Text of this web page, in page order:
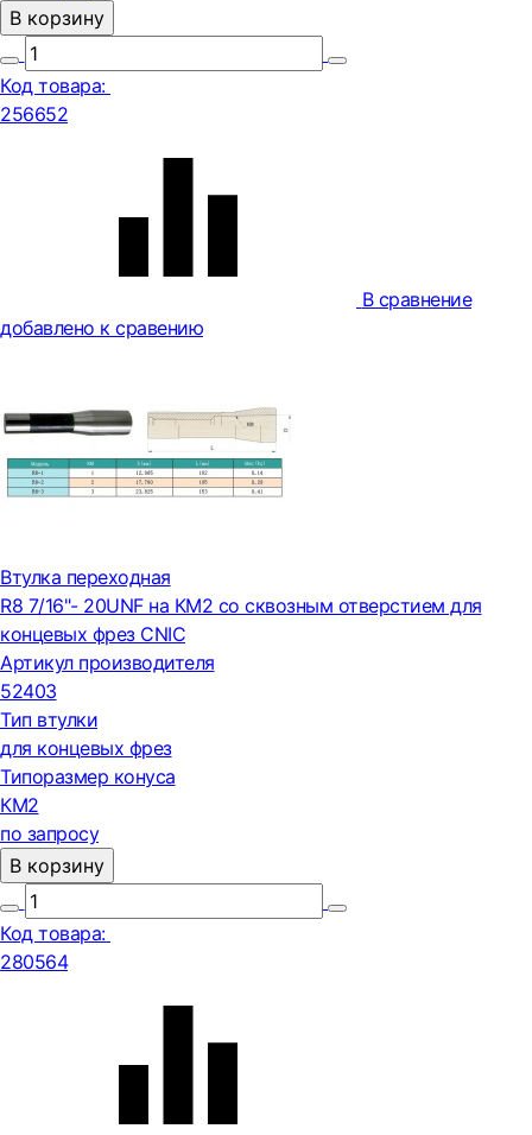
В корзину
Код товара:
256652
В сравнение
добавлено к сравению
Втулка переходная
R8 7/16"- 20UNF на КМ2 со сквозным отверстием для
концевых фрез CNIC
Артикул производителя
52403
Тип втулки
для концевых фрез
Типоразмер конуса
КМ2
по запросу
В корзину
Код товара:
280564